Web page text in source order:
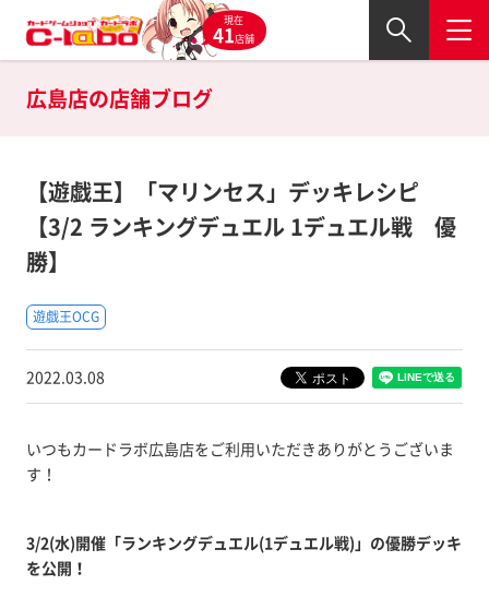
現在
41店舗
広島店の店舗ブログ
【遊戯王】「マリンセス」デッキレシピ
【3/2 ランキングデュエル 1デュエル戦 優
勝】
遊戯王OCG
2022.03.08
いつもカードラボ広島店をご利用いただきありがとうございま
す！
3/2(水)開催「ランキングデュエル(1デュエル戦)」の優勝デッキ
を公開！